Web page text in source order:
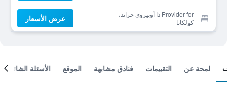
Provider for ذا أوبيروي جراند،
كولكاتا
عرض الأسعار
لمحة عن التقييمات فنادق مشابهة الموقع الأسئلة الشائعة